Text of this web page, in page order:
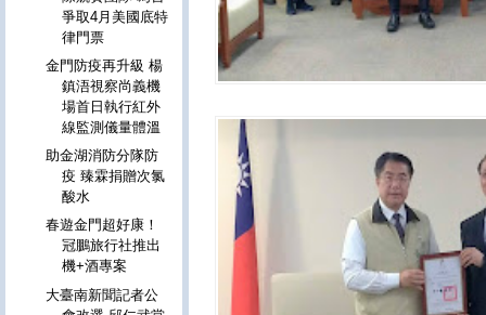
爭取4月美國底特
律門票
金門防疫再升級 楊
鎮浯視察尚義機
場首日執行紅外
線監測儀量體溫
助金湖消防分隊防
疫 臻霖捐贈次氯
酸水
春遊金門超好康！
冠鵬旅行社推出
機+酒專案
大臺南新聞記者公